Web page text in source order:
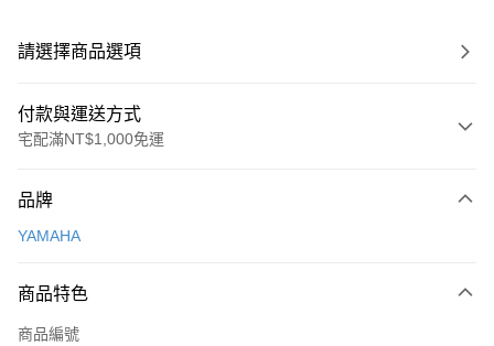
請選擇商品選項
付款與運送方式
宅配滿NT$1,000免運
信用卡一次付款
3 期 0 利率 每期
合作金庫商業銀行
品牌
YAMAHA
商品特色
商品編號